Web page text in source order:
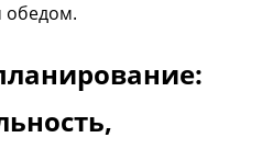
обедом.